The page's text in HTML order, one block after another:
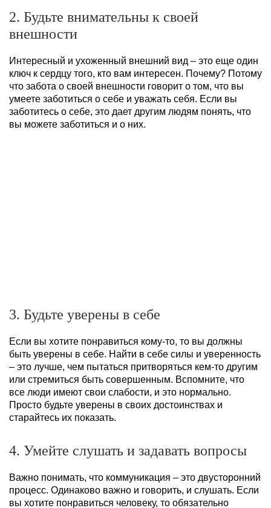
2. Будьте внимательны к своей
внешности
Интересный и ухоженный внешний вид – это еще один
ключ к сердцу того, кто вам интересен. Почему? Потому
что забота о своей внешности говорит о том, что вы
умеете заботиться о себе и уважать себя. Если вы
заботитесь о себе, это дает другим людям понять, что
вы можете заботиться и о них.
3. Будьте уверены в себе
Если вы хотите понравиться кому-то, то вы должны
быть уверены в себе. Найти в себе силы и уверенность
– это лучше, чем пытаться притворяться кем-то другим
или стремиться быть совершенным. Вспомните, что
все люди имеют свои слабости, и это нормально.
Просто будьте уверены в своих достоинствах и
старайтесь их показать.
4. Умейте слушать и задавать вопросы
Важно понимать, что коммуникация – это двусторонний
процесс. Одинаково важно и говорить, и слушать. Если
вы хотите понравиться человеку, то обязательно